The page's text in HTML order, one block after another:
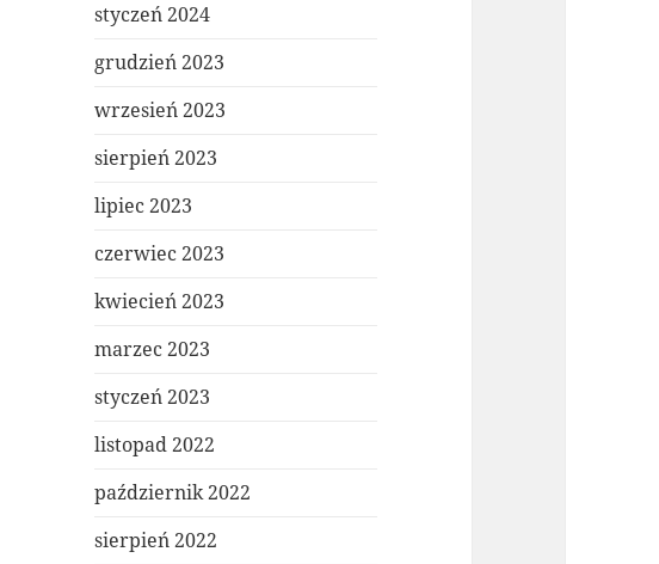
styczeń 2024
grudzień 2023
wrzesień 2023
sierpień 2023
lipiec 2023
czerwiec 2023
kwiecień 2023
marzec 2023
styczeń 2023
listopad 2022
październik 2022
sierpień 2022